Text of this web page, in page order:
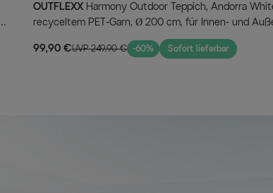
OUTFLEXX
recyceltem PET-Garn, Ø 200 cm, für Innen- und
99,90 €UVP 249,90 € -60% Sofort lieferbar